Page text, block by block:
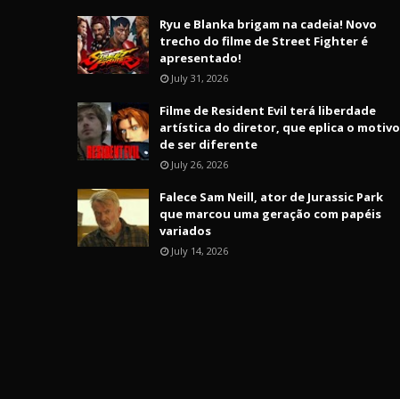
Ryu e Blanka brigam na cadeia! Novo
trecho do filme de Street Fighter é
apresentado!
July 31, 2026
Filme de Resident Evil terá liberdade
artística do diretor, que eplica o motivo
de ser diferente
July 26, 2026
Falece Sam Neill, ator de Jurassic Park
que marcou uma geração com papéis
variados
July 14, 2026